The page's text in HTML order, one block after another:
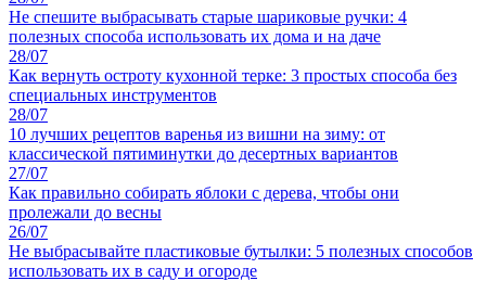
Не спешите выбрасывать старые шариковые ручки: 4
полезных способа использовать их дома и на даче
28/07
Как вернуть остроту кухонной терке: 3 простых способа без
специальных инструментов
28/07
10 лучших рецептов варенья из вишни на зиму: от
классической пятиминутки до десертных вариантов
27/07
Как правильно собирать яблоки с дерева, чтобы они
пролежали до весны
26/07
Не выбрасывайте пластиковые бутылки: 5 полезных способов
использовать их в саду и огороде